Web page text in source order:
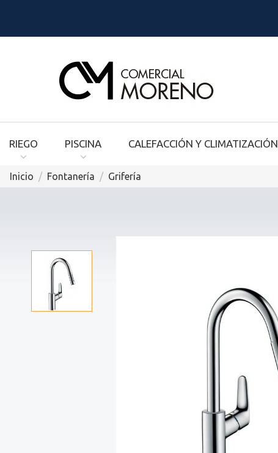
RIEGO PISCINA CALEFACCIÓN Y CLIMATIZACIÓN
Inicio Fontanería Grifería